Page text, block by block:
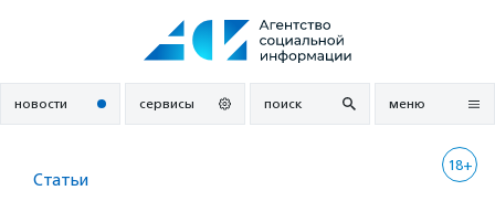
новости сервисы поиск меню
18+
Статьи